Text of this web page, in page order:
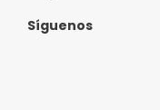
Síguenos